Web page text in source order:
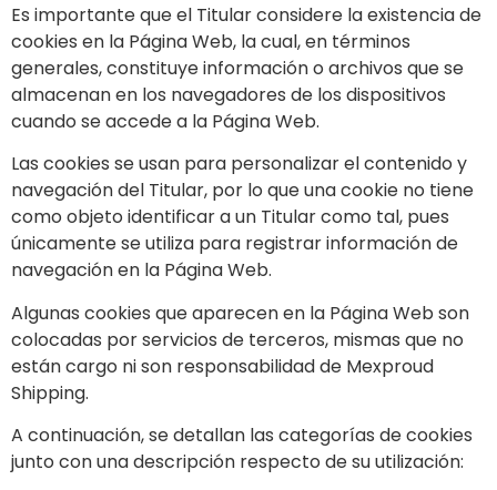
Es importante que el Titular considere la existencia de
cookies en la Página Web, la cual, en términos
generales, constituye información o archivos que se
almacenan en los navegadores de los dispositivos
cuando se accede a la Página Web.
Las cookies se usan para personalizar el contenido y
navegación del Titular, por lo que una cookie no tiene
como objeto identificar a un Titular como tal, pues
únicamente se utiliza para registrar información de
navegación en la Página Web.
Algunas cookies que aparecen en la Página Web son
colocadas por servicios de terceros, mismas que no
están cargo ni son responsabilidad de Mexproud
Shipping.
A continuación, se detallan las categorías de cookies
junto con una descripción respecto de su utilización: